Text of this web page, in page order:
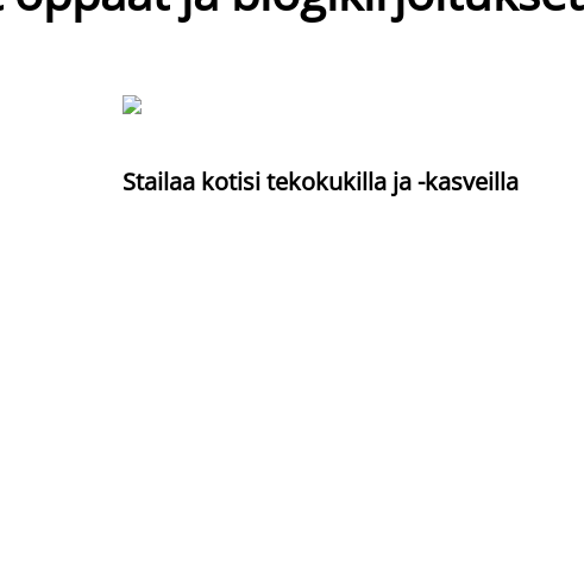
Stailaa kotisi tekokukilla ja -kasveilla